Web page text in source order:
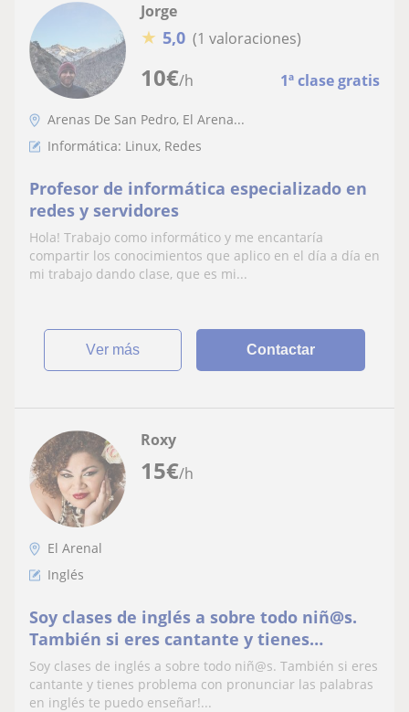
10€/h 1ª clase gratis
Jorge
★ 5,0 (1 valoraciones)
Arenas De San Pedro, El Arena...
Informática: Linux, Redes
Profesor de informática especializado en
redes y servidores
Hola! Trabajo como informático y me encantaría
compartir los conocimientos que aplico en el día a día en
mi trabajo dando clase, que es mi...
ver más Contactar
15€/h
Roxy
El Arenal
Inglés
Soy clases de inglés a sobre todo niñ@s.
También si eres cantante y tienes
problema con pronunciar las palabras en
inglés te puedo enseñar
Soy clases de inglés a sobre todo niñ@s. También si eres
cantante y tienes problema con pronunciar las palabras
en inglés te puedo enseñar!...